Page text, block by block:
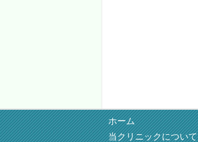
ホーム
当クリニックについて